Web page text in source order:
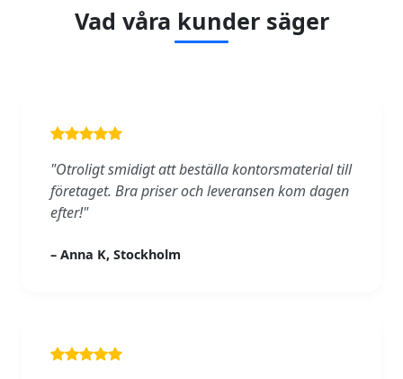
Vad våra kunder säger
"Otroligt smidigt att beställa kontorsmaterial till
företaget. Bra priser och leveransen kom dagen
efter!"
– Anna K, Stockholm